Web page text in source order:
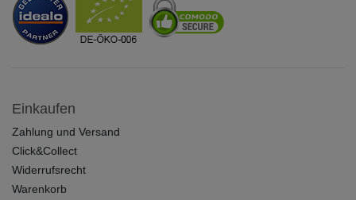
Einkaufen
Zahlung und Versand
Click&Collect
Widerrufsrecht
Warenkorb